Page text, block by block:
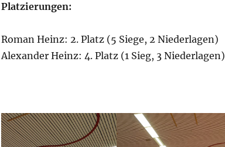
Platzierungen:
Roman Heinz: 2. Platz (5 Siege, 2 Niederlagen)
Alexander Heinz: 4. Platz (1 Sieg, 3 Niederlagen)